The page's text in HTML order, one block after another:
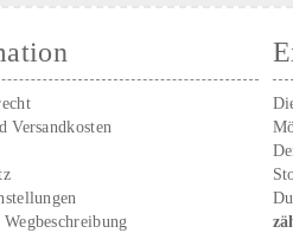
Versandkosten